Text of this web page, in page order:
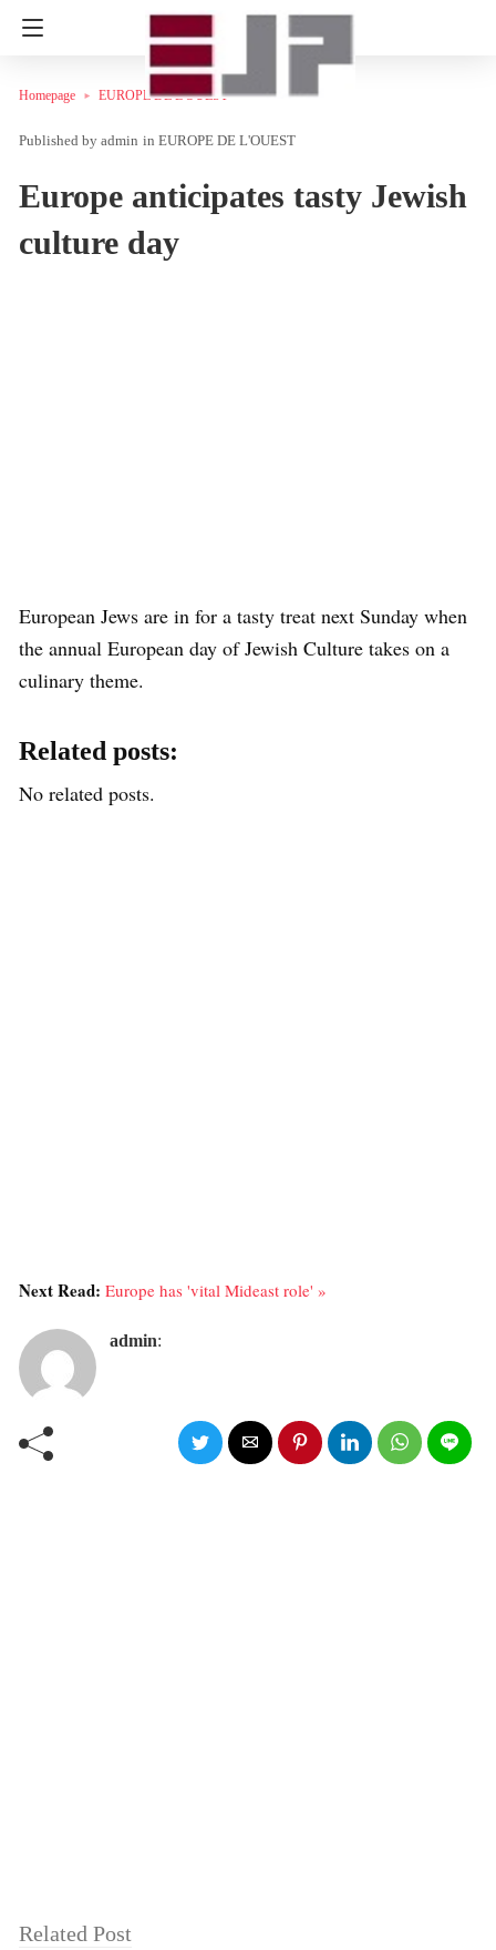
Homepage EUROPE DE L'OUEST
admin in EUROPE DE L'OUEST
Europe anticipates tasty Jewish
culture day
European Jews are in for a tasty treat next Sunday when
the annual European day of Jewish Culture takes on a
culinary theme.
Related posts:
No related posts.
Next Read: Europe has 'vital Mideast role' »
admin:
Related Post